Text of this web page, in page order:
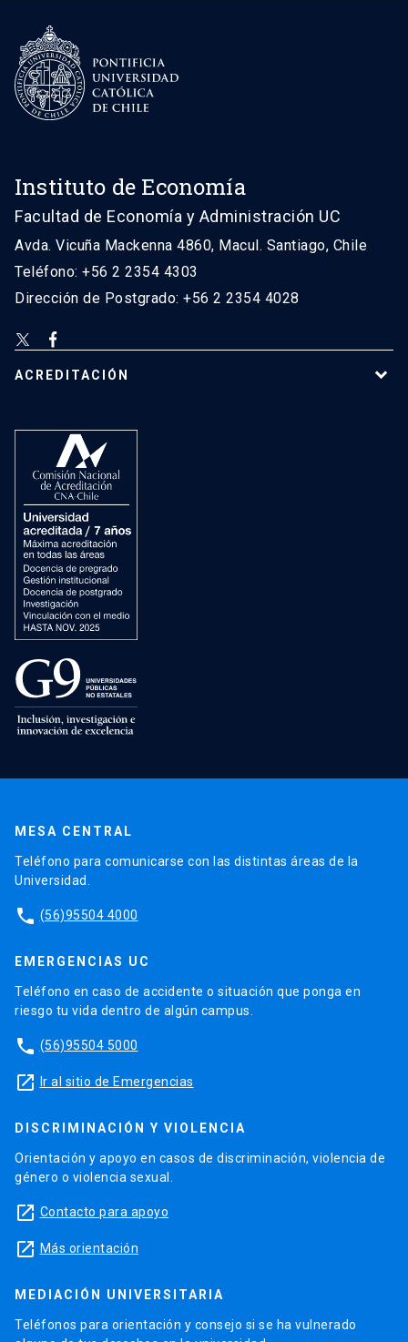
Instituto de Economía
Facultad de Economía y Administración UC
Avda. Vicuña Mackenna 4860, Macul. Santiago, Chile
Teléfono: +56 2 2354 4303
Dirección de Postgrado: +56 2 2354 4028
ACREDITACIÓN
MESA CENTRAL
Teléfono para comunicarse con las distintas áreas de la
Universidad.
phone (56)95504 4000
EMERGENCIAS UC
Teléfono en caso de accidente o situación que ponga en
riesgo tu vida dentro de algún campus.
phone (56)95504 5000
launch Ir al sitio de Emergencias
DISCRIMINACIÓN Y VIOLENCIA
Orientación y apoyo en casos de discriminación, violencia de
género o violencia sexual.
launch Contacto para apoyo
launch Más orientación
MEDIACIÓN UNIVERSITARIA
Teléfonos para orientación y consejo si se ha vulnerado